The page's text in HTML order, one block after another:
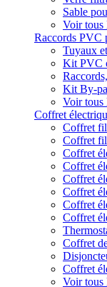
Sable
Voir tous
Raccords PVC
Tuyaux
Kit PVC
Kit By-
Voir tous
Coffret
Coffret
Coffret
Coffret
Coffret
Coffret
Coffret
Coffret
Coffret
Coffret
Coffret
Voir tous